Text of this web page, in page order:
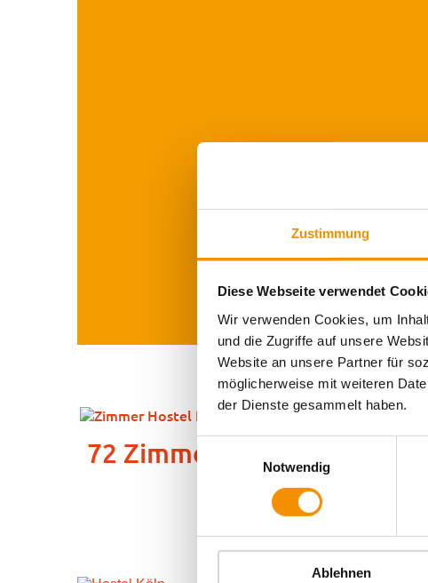
Zustimmung
Diese Webseite verwendet
Wir verwenden Cookies, um
und die Zugriffe auf unsere
Website an unsere Partner für
möglicherweise mit weiteren
der Dienste gesammelt haben.
Notwendig
Ablehnen
72 Zimmer WLAN